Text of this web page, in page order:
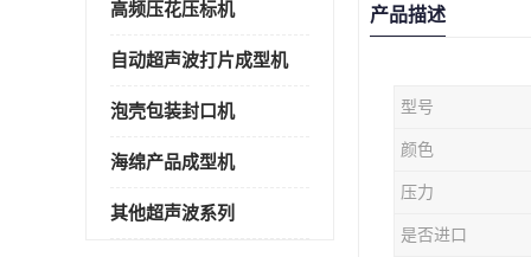
高频压花压标机
自动超声波打片成型机
泡壳包装封口机
海绵产品成型机
其他超声波系列
产品描述
型号
颜色
压力
是否进口